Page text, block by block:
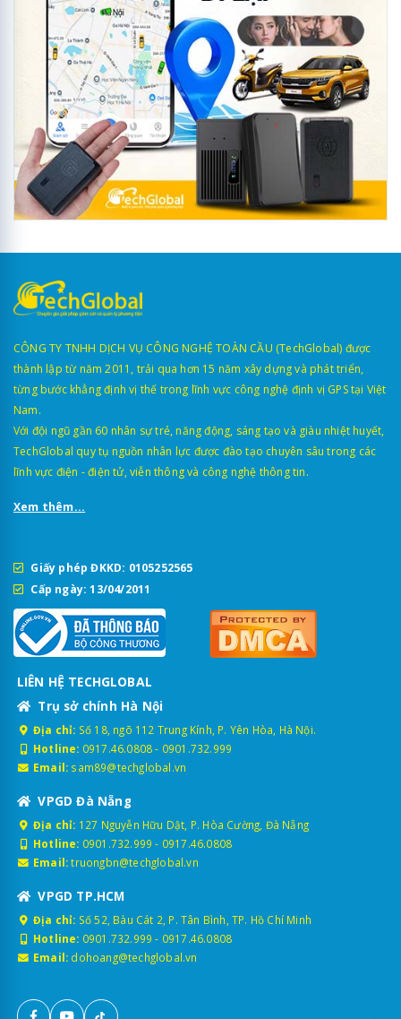
CÔNG TY TNHH DỊCH VỤ CÔNG NGHỆ TOÀN CẦU (TechGlobal) được
thành lập từ năm 2011, trải qua hơn 15 năm xây dựng và phát triển,
từng bước khẳng định vị thế trong lĩnh vực công nghệ định vị GPS tại Việt
Nam.
Với đội ngũ gần 60 nhân sự trẻ, năng động, sáng tạo và giàu nhiệt huyết,
TechGlobal quy tụ nguồn nhân lực được đào tạo chuyên sâu trong các
lĩnh vực điện - điện tử, viễn thông và công nghệ thông tin.
Xem thêm...
Giấy phép ĐKKD: 0105252565
Cấp ngày: 13/04/2011
LIÊN HỆ TECHGLOBAL
Trụ sở chính Hà Nội
Địa chỉ: Số 18, ngõ 112 Trung Kính, P. Yên Hòa, Hà Nội.
Hotline: 0917.46.0808- 0901.732.999
Email: sam89@techglobal.vn
VPGD Đà Nẵng
Địa chỉ: 127 Nguyễn Hữu Dật, P. Hòa Cường, Đà Nẵng
Hotline: 0901.732.999 - 0917.46.0808
Email: truongbn@techglobal.vn
VPGD TP.HCM
Địa chỉ: Số 52, Bàu Cát 2, P. Tân Bình, TP. Hồ Chí Minh
Hotline: 0901.732.999 - 0917.46.0808
Email: dohoang@techglobal.vn